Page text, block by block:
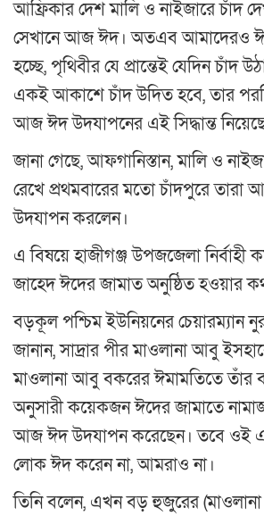
আফ্রিকার দেশ মালি ও নাইজারে চাঁদ
সেখানে আজ ঈদ। অতএব আমাদেরও
হচ্ছে, পৃথিবীর যে প্রান্তেই যেদিন চাঁদ
একই আকাশে চাঁদ উদিত হবে, তার
আজ ঈদ উদযাপনের এই সিদ্ধান্ত
জানা গেছে, আফগানিস্তান, মালি ও
রেখে প্রথমবারের মতো চাঁদপুরে
উদযাপন করলেন।
এ বিষয়ে হাজীগঞ্জ উপজজেলা নির্বাহী
জাহেদ ঈদের জামাত অনুষ্ঠিত হওয়ার
বড়কূল পশ্চিম ইউনিয়নের চেয়ারম্যান
জানান, সাদ্রার পীর মাওলানা আবু
মাওলানা আবু বকরের ঈমামতিতে তাঁর
অনুসারী কয়েকজন ঈদের জামাতে
আজ ঈদ উদযাপন করেছেন। তবে ওই
লোক ঈদ করেন না, আমরাও না।
তিনি বলেন, এখন বড় হুজুরের